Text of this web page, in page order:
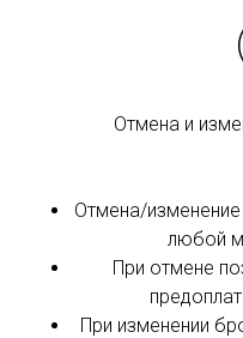
Отмена и
Отмена/
любой
При отмене
При изменении